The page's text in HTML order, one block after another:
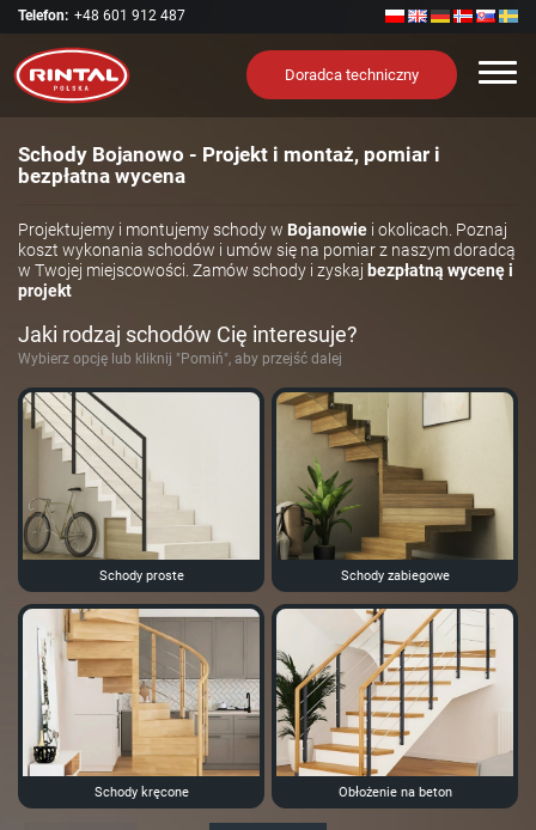
Telefon: +48 601 912 487
Doradca techniczny
Schody Bojanowo - Projekt i montaż, pomiar i
bezpłatna wycena
Projektujemy i montujemy schody w Bojanowie i okolicach. Poznaj
koszt wykonania schodów i umów się na pomiar z naszym doradcą
w Twojej miejscowości. Zamów schody i zyskaj bezpłatną wycenę i
projekt
Jaki rodzaj schodów Cię interesuje?
Wybierz opcję lub kliknij "Pomiń", aby przejść dalej
Schody proste Schody zabiegowe
Schody kręcone Obłożenie na beton